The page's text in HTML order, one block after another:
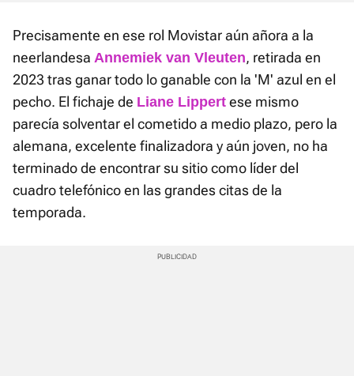
Precisamente en ese rol Movistar aún añora a la
neerlandesa Annemiek van Vleuten, retirada en
2023 tras ganar todo lo ganable con la 'M' azul en el
pecho. El fichaje de Liane Lippert ese mismo
parecía solventar el cometido a medio plazo, pero la
alemana, excelente finalizadora y aún joven, no ha
terminado de encontrar su sitio como líder del
cuadro telefónico en las grandes citas de la
temporada.